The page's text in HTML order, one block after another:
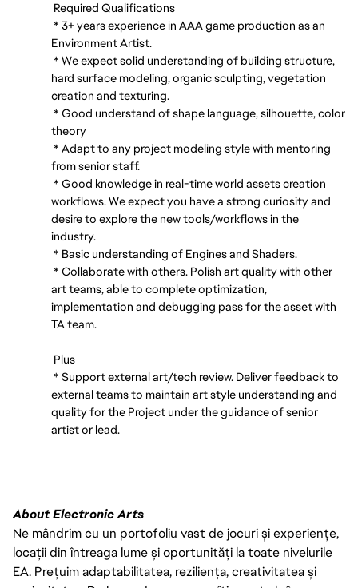
Required Qualifications
* 3+ years experience in AAA game production as an
Environment Artist.
* We expect solid understanding of building structure,
hard surface modeling, organic sculpting, vegetation
creation and texturing.
* Good understand of shape language, silhouette, color
theory
* Adapt to any project modeling style with mentoring
from senior staff.
* Good knowledge in real-time world assets creation
workflows. We expect you have a strong curiosity and
desire to explore the new tools/workflows in the
industry.
* Basic understanding of Engines and Shaders.
* Collaborate with others. Polish art quality with other
art teams, able to complete optimization,
implementation and debugging pass for the asset with
TA team.
Plus
* Support external art/tech review. Deliver feedback to
external teams to maintain art style understanding and
quality for the Project under the guidance of senior
artist or lead.
About Electronic Arts
Ne mândrim cu un portofoliu vast de jocuri și experiențe,
locații din întreaga lume și oportunități la toate nivelurile
EA. Prețuim adaptabilitatea, reziliența, creativitatea și